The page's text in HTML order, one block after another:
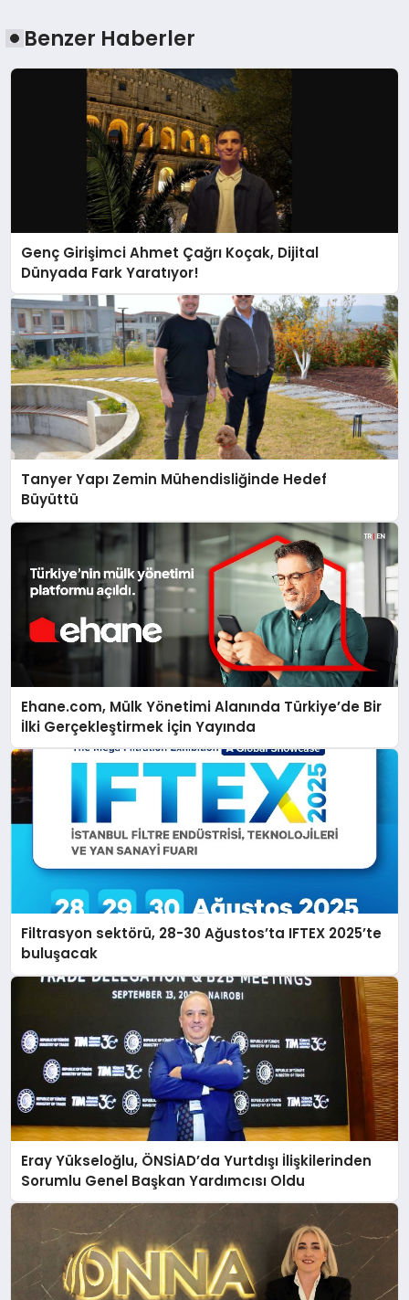
Benzer Haberler
Genç Girişimci Ahmet Çağrı Koçak, Dijital
Dünyada Fark Yaratıyor!
Tanyer Yapı Zemin Mühendisliğinde Hedef
Büyüttü
Ehane.com, Mülk Yönetimi Alanında Türkiye’de Bir
İlki Gerçekleştirmek İçin Yayında
Filtrasyon sektörü, 28-30 Ağustos’ta IFTEX 2025’te
buluşacak
Eray Yükseloğlu, ÖNSİAD’da Yurtdışı İlişkilerinden
Sorumlu Genel Başkan Yardımcısı Oldu